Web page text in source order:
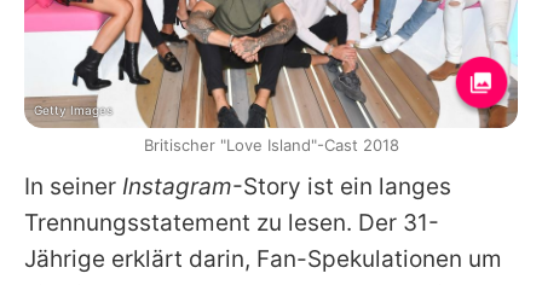
In seiner Instagram-Story ist ein langes
Trennungsstatement zu lesen. Der 31-
Jährige erklärt darin, Fan-Spekulationen um
Getty Images
Britischer "Love Island"-Cast 2018